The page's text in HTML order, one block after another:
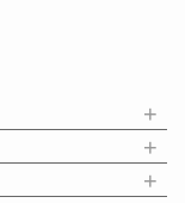
+
+
+